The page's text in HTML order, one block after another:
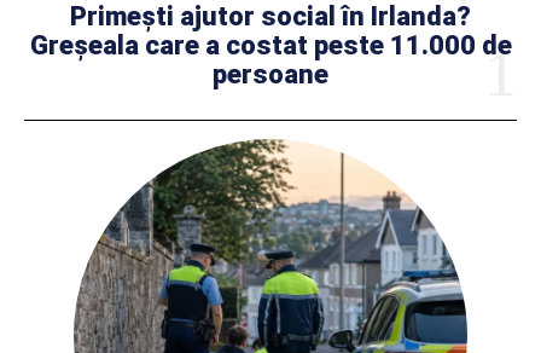
Primești ajutor social în Irlanda?
Greșeala care a costat peste 11.000 de
persoane